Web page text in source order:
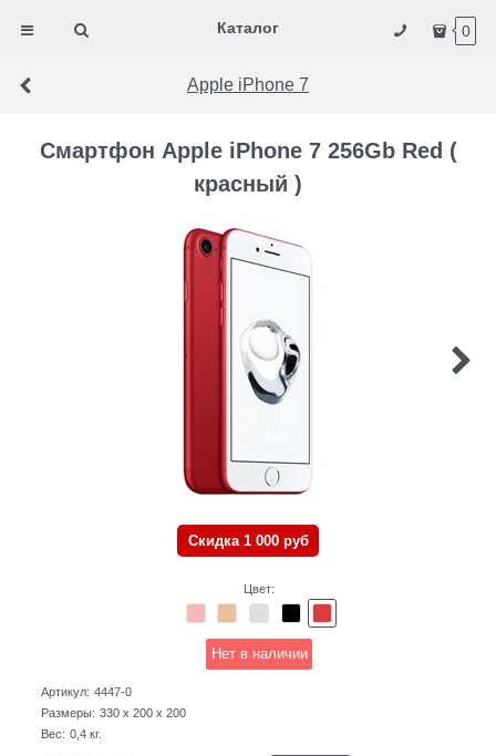
Каталог 0
Apple iPhone 7
Смартфон Apple iPhone 7 256Gb Red (
красный )
Скидка 1 000 руб
Цвет:
Нет в наличии
Артикул: 4447-0
Размеры: 330 x 200 x 200
Вес: 0,4 кг.